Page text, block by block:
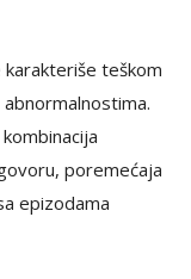
teškom
poremećaja
epizodama